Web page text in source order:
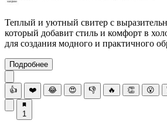
Теплый и уютный свитер с
который добавит стиль и комфорт в
для создания модного и практичного
Подробнее
👍 ❤️ 😂 😍 👎 🔥 👏 😮
1